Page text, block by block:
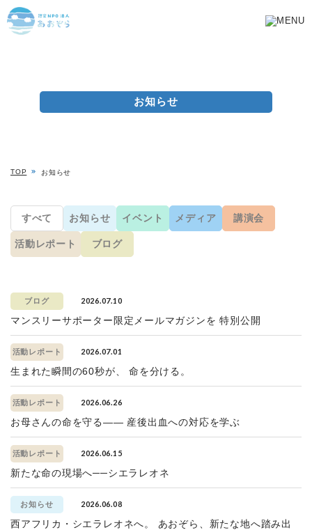
お知らせ
TOP お知らせ
すべて お知らせ イベント メディア 講演会
活動レポート ブログ
ブログ 2026.07.10
マンスリーサポーター限定メールマガジンを 特別公開
活動レポート 2026.07.01
生まれた瞬間の60秒が、 命を分ける。
活動レポート 2026.06.26
お母さんの命を守る—— 産後出血への対応を学ぶ
活動レポート 2026.06.15
新たな命の現場へ──シエラレオネ
お知らせ 2026.06.08
西アフリカ・シエラレオネへ。 あおぞら、新たな地へ踏み出